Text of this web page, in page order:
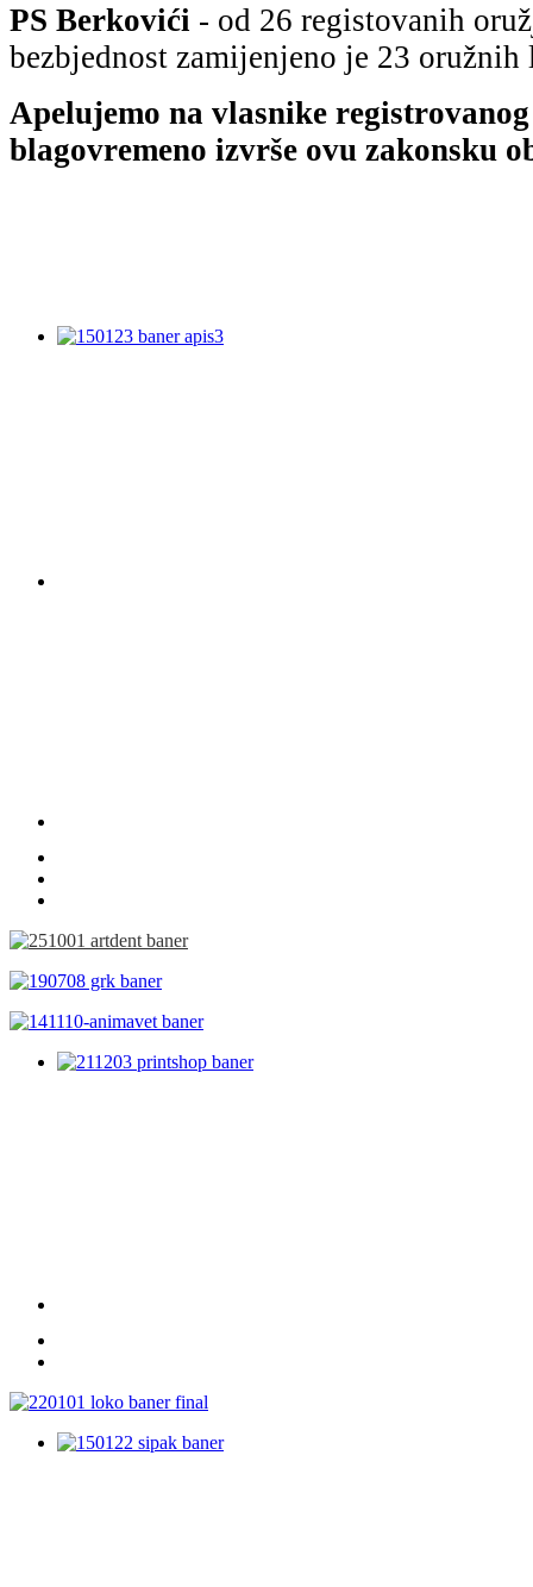
PS Berkovići - od 26 registovаnih
bezbjednost zаmijenjeno je 23
Apelujemo nа vlаsnike
blаgovremeno izvrše ovu zаkonsku